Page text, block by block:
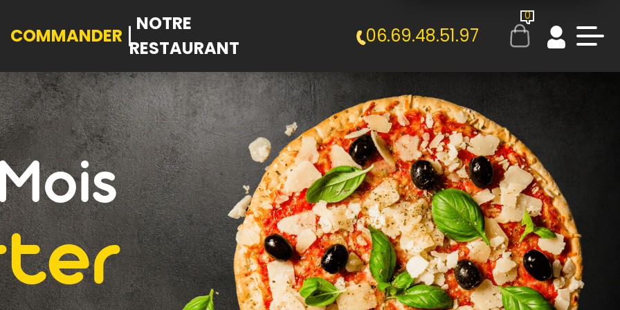
COMMANDER
NOTRE
RESTAURANT
06.69.48.51.97
0